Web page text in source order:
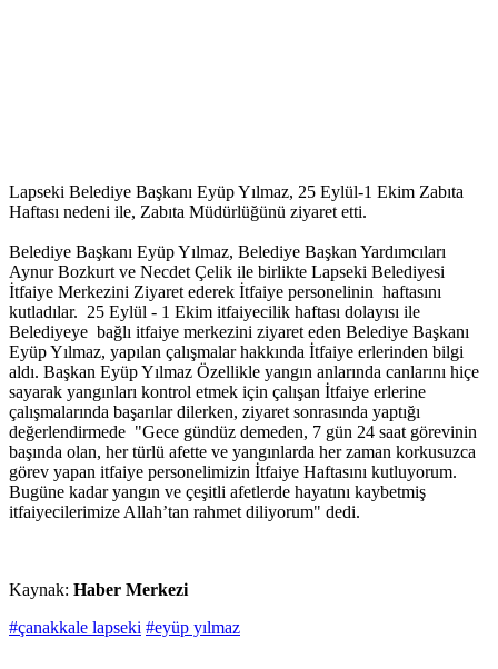
Lapseki Belediye Başkanı Eyüp Yılmaz, 25 Eylül-1 Ekim Zabıta
Haftası nedeni ile, Zabıta Müdürlüğünü ziyaret etti.
Belediye Başkanı Eyüp Yılmaz, Belediye Başkan Yardımcıları
Aynur Bozkurt ve Necdet Çelik ile birlikte Lapseki Belediyesi
İtfaiye Merkezini Ziyaret ederek İtfaiye personelinin haftasını
kutladılar. 25 Eylül - 1 Ekim itfaiyecilik haftası dolayısı ile
Belediyeye bağlı itfaiye merkezini ziyaret eden Belediye Başkanı
Eyüp Yılmaz, yapılan çalışmalar hakkında İtfaiye erlerinden bilgi
aldı. Başkan Eyüp Yılmaz Özellikle yangın anlarında canlarını hiçe
sayarak yangınları kontrol etmek için çalışan İtfaiye erlerine
çalışmalarında başarılar dilerken, ziyaret sonrasında yaptığı
değerlendirmede "Gece gündüz demeden, 7 gün 24 saat görevinin
başında olan, her türlü afette ve yangınlarda her zaman korkusuzca
görev yapan itfaiye personelimizin İtfaiye Haftasını kutluyorum.
Bugüne kadar yangın ve çeşitli afetlerde hayatını kaybetmiş
itfaiyecilerimize Allah’tan rahmet diliyorum" dedi.
Kaynak: Haber Merkezi
#çanakkale lapseki #eyüp yılmaz